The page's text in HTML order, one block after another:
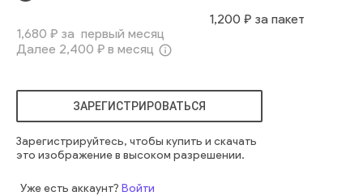
1,680 ₽ за первый месяц
Далее 2,400 ₽ в месяц info_outline
1,200 ₽ за пакет
ЗАРЕГИСТРИРОВАТЬСЯ
Зарегистрируйтесь, чтобы купить и скачать
это изображение в высоком разрешении.
Уже есть аккаунт? Войти